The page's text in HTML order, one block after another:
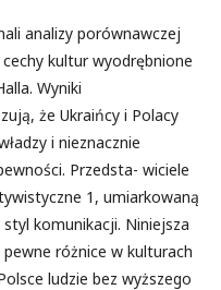
analizy porównawczej
kultur wyodrębnione
Wyniki
że Ukraińcy i Polacy
i nieznacznie
Przedsta- wiciele
1, umiarkowaną
komunikacji. Niniejsza
różnice w kulturach
ludzie bez wyższego